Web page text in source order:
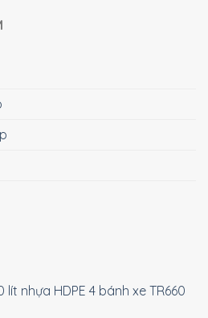
lít nhựa HDPE 4 bánh xe TR660